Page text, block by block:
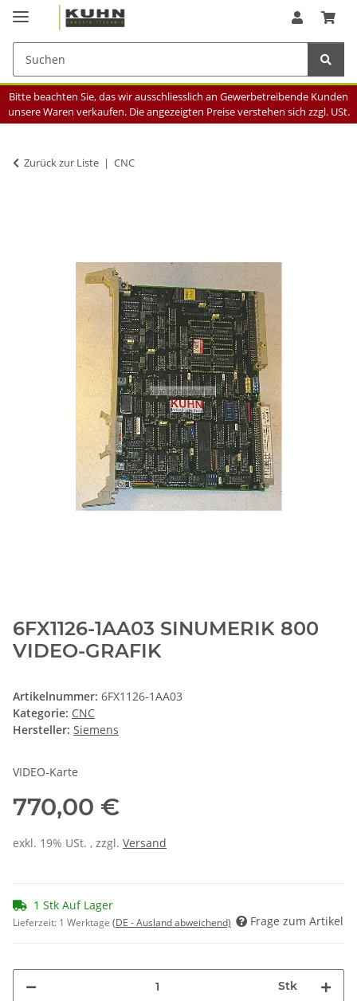
Bitte beachten Sie, das wir ausschliesslich an Gewerbetreibende Kunden
unsere Waren verkaufen. Die angezeigten Preise verstehen sich zzgl. USt.
Zurück zur Liste CNC
6FX1126-1AA03 SINUMERIK 800
VIDEO-GRAFIK
Artikelnummer: 6FX1126-1AA03
Kategorie: CNC
Hersteller: Siemens
VIDEO-Karte
770,00 €
exkl. 19% USt. , zzgl. Versand
1 Stk Auf Lager
Lieferzeit: 1 Werktage (DE - Ausland abweichend) Frage zum Artikel
Stk